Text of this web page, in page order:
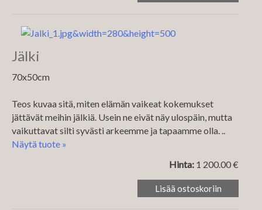
Jälki
70x50cm
Teos kuvaa sitä, miten elämän vaikeat kokemukset
jättävät meihin jälkiä. Usein ne eivät näy ulospäin, mutta
vaikuttavat silti syvästi arkeemme ja tapaamme olla. ..
Näytä tuote »
Hinta: 1 200.00 €